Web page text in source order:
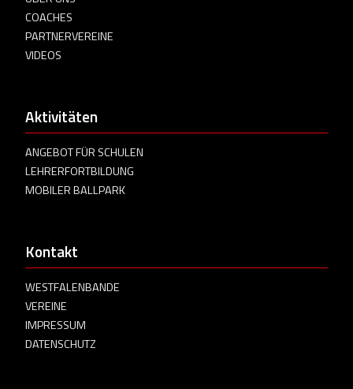
COACHES
PARTNERVEREINE
VIDEOS
Aktivitäten
ANGEBOT FÜR SCHULEN
LEHRERFORTBILDUNG
MOBILER BALLPARK
Kontakt
WESTFALENBANDE
VEREINE
IMPRESSUM
DATENSCHUTZ